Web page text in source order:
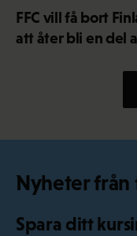
FFC vill få bort
att åter bli en del
Nyheter
Spara ditt